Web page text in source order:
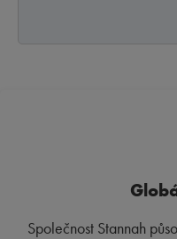
Společnost Stannah